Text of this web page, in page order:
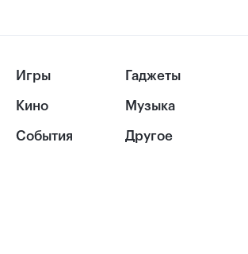
Игры
Кино
События
Гаджеты
Музыка
Другое